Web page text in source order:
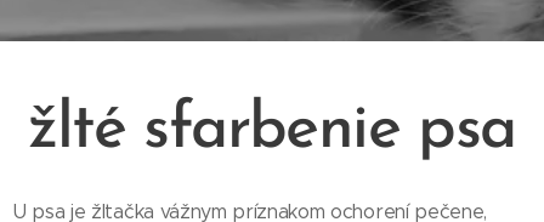
žlté sfarbenie psa
U psa je žltačka vážnym príznakom ochorení pečene,